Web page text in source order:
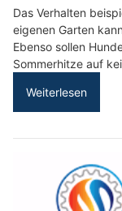
Das Verhalten
eigenen Garten
Ebenso sollen
Sommerhitze auf
Weiterlesen